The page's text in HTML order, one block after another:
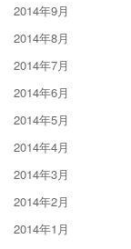
2014年9月
2014年8月
2014年7月
2014年6月
2014年5月
2014年4月
2014年3月
2014年2月
2014年1月